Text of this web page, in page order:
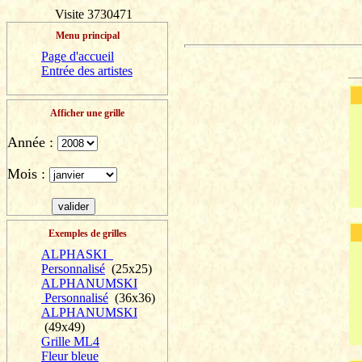
Visite 3730471
Menu principal
Page d'accueil
Entrée des artistes
Afficher une grille
Année :
Mois :
Exemples de grilles
ALPHASKI
Personnalisé (25x25)
ALPHANUMSKI
Personnalisé (36x36)
ALPHANUMSKI
(49x49)
Grille ML4
Fleur bleue